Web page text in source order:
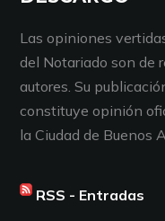
Las opiniones
del Notariado son de
autores. Su
constituye opinión
la Ciudad de Buenos
RSS - Entradas